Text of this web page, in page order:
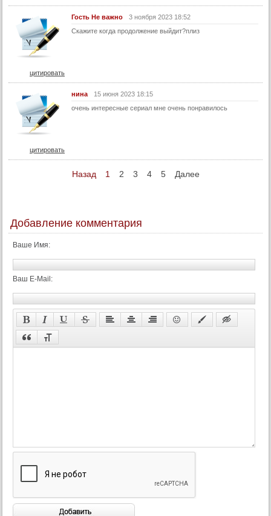
70 серия
71 серия
72 серия
73 серия
74 серия
76 серия
77 серия
83 серия
84 серия
85 серия
86 серия
87 серия
88 серия
89 серия
90 серия
96 серия
98 серия
99 серия
Гость Не важно
3 ноября 2023 18:52
Скажите когда продолжение выйдит?плиз
цитировать
нина
15 июня 2023 18:15
очень интересные сериал мне очень понравилось
цитировать
Назад 1 2 3 4 5 Далее
Добавление комментария
Ваше Имя:
Ваш E-Mail: